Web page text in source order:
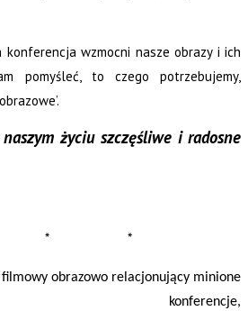
wzmocni nasze obrazy i ich
pomyśleć, to czego potrzebujemy,
życiu szczęśliwe i radosne
* *
obrazowo relacjonujący minione
konferencje,